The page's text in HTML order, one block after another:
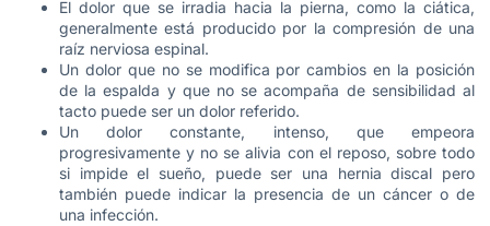
El dolor que se irradia hacia la pierna, como la ciática,
generalmente está producido por la compresión de una
raíz nerviosa espinal.
Un dolor que no se modifica por cambios en la posición
de la espalda y que no se acompaña de sensibilidad al
tacto puede ser un dolor referido.
Un dolor constante, intenso, que empeora
progresivamente y no se alivia con el reposo, sobre todo
si impide el sueño, puede ser una hernia discal pero
también puede indicar la presencia de un cáncer o de
una infección.